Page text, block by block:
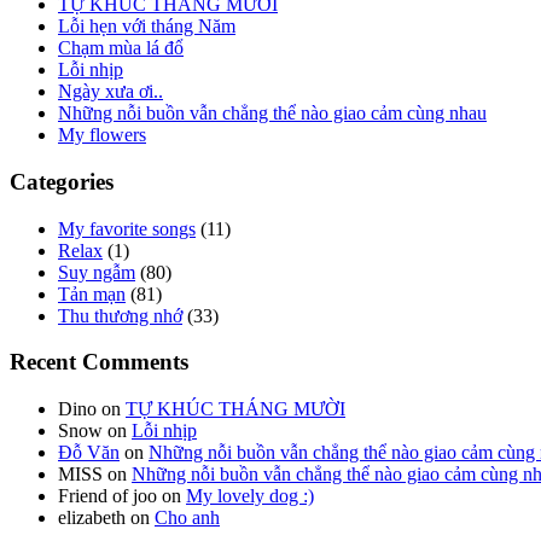
TỰ KHÚC THÁNG MƯỜI
Lỗi hẹn với tháng Năm
Chạm mùa lá đổ
Lỗi nhịp
Ngày xưa ơi..
Những nỗi buồn vẫn chẳng thể nào giao cảm cùng nhau
My flowers
Categories
My favorite songs (11)
Relax (1)
Suy ngẫm (80)
Tản mạn (81)
Thu thương nhớ(33)
Recent Comments
Dino on TỰ KHÚC THÁNG MƯỜI
Snow on Lỗi nhịp
Đỗ Văn on Những nỗi buồn vẫn chẳng thể nào giao cảm cùng
MISS on Những nỗi buồn vẫn chẳng thể nào giao cảm cùng
Friend of joo on My lovely dog :)
elizabeth on Cho anh